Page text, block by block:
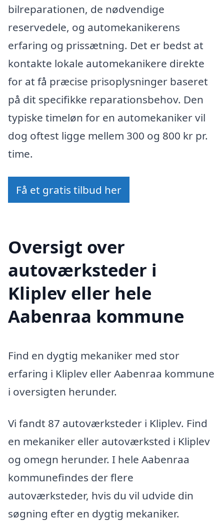
bilreparationen, de nødvendige
reservedele, og automekanikerens
erfaring og prissætning. Det er bedst at
kontakte lokale automekanikere direkte
for at få præcise prisoplysninger baseret
på dit specifikke reparationsbehov. Den
typiske timeløn for en automekaniker vil
dog oftest ligge mellem 300 og 800 kr pr.
time.
Få et gratis tilbud her
Oversigt over
autoværksteder i
Kliplev eller hele
Aabenraa kommune
Find en dygtig mekaniker med stor
erfaring i Kliplev eller Aabenraa kommune
i oversigten herunder.
Vi fandt 87 autoværksteder i Kliplev. Find
en mekaniker eller autoværksted i Kliplev
og omegn herunder. I hele Aabenraa
kommunefindes der flere
autoværksteder, hvis du vil udvide din
søgning efter en dygtig mekaniker.